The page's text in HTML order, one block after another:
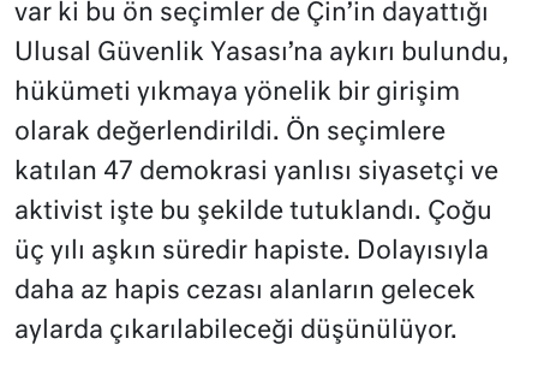
var ki bu ön seçimler de Çin’in dayattığı
Ulusal Güvenlik Yasası’na aykırı bulundu,
hükümeti yıkmaya yönelik bir girişim
olarak değerlendirildi. Ön seçimlere
katılan 47 demokrasi yanlısı siyasetçi ve
aktivist işte bu şekilde tutuklandı. Çoğu
üç yılı aşkın süredir hapiste. Dolayısıyla
daha az hapis cezası alanların gelecek
aylarda çıkarılabileceği düşünülüyor.